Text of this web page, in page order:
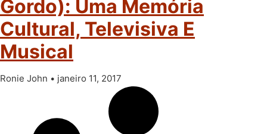
Gordo): Uma Memória
Cultural, Televisiva E
Musical
Ronie John janeiro 11, 2017